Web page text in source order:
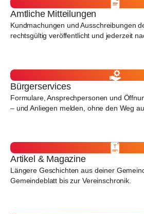
Amtliche Mitteilungen
Kundmachungen und Ausschreibungen
rechtsgültig veröffentlicht und jederzeit
Bürgerservices
Formulare, Ansprechpersonen und
– und Anliegen melden, ohne den Weg
Artikel & Magazine
Längere Geschichten aus deiner
Gemeindeblatt bis zur Vereinschronik.